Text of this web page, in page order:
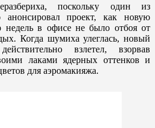
поскольку один из
анонсировал проект, как новую
недель в офисе не было отбоя от
Когда шумиха улеглась, новый
взлетел, взорвав
лаками ядерных оттенков и
для аэромакияжа.